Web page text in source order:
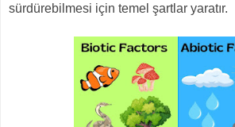
sürdürebilmesi için temel şartlar yaratır.